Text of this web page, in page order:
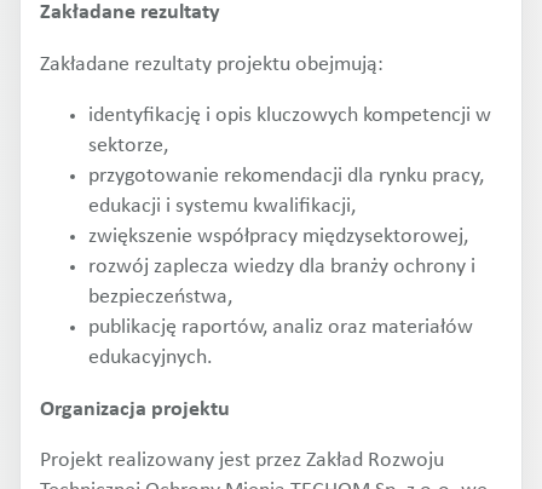
Zakładane rezultaty
Zakładane rezultaty projektu obejmują:
identyfikację i opis kluczowych kompetencji w
sektorze,
przygotowanie rekomendacji dla rynku pracy,
edukacji i systemu kwalifikacji,
zwiększenie współpracy międzysektorowej,
rozwój zaplecza wiedzy dla branży ochrony i
bezpieczeństwa,
publikację raportów, analiz oraz materiałów
edukacyjnych.
Organizacja projektu
Projekt realizowany jest przez Zakład Rozwoju